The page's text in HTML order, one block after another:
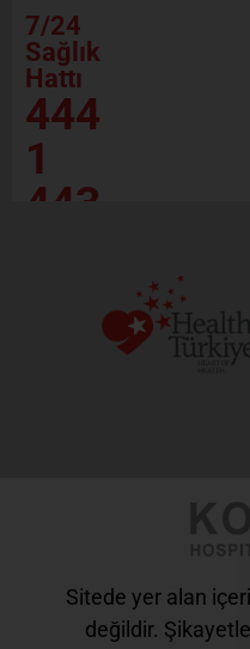
7/24
Sağlık
Hattı
444
1
443
Sitede yer alan
değildir.